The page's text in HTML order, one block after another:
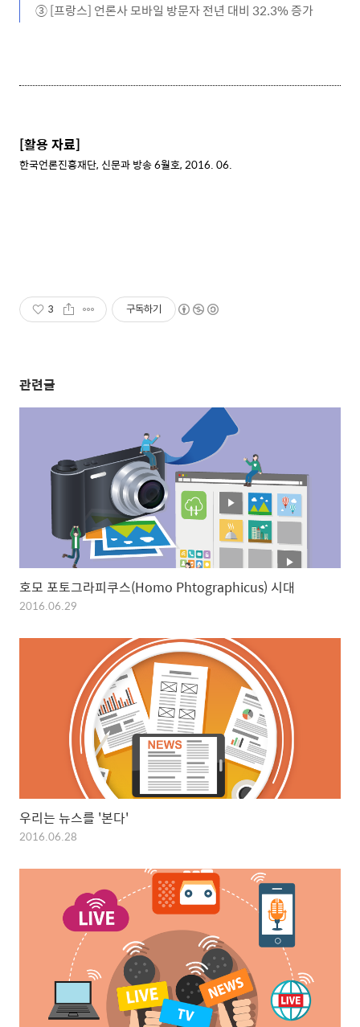
③ [프랑스] 언론사 모바일 방문자 전년 대비 32.3% 증가
[활용 자료]
한국언론진흥재단, 신문과 방송 6월호, 2016. 06.
3 구독하기
관련글
호모 포토그라피쿠스(Homo Phtographicus) 시대
2016.06.29
우리는 뉴스를 '본다'
2016.06.28